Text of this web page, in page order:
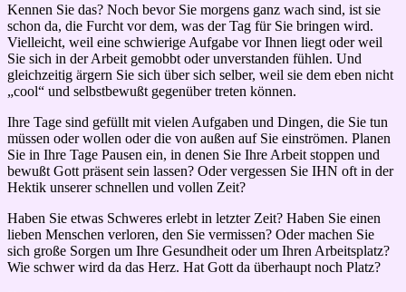
Kennen Sie das? Noch bevor Sie morgens ganz wach sind, ist sie
schon da, die Furcht vor dem, was der Tag für Sie bringen wird.
Vielleicht, weil eine schwierige Aufgabe vor Ihnen liegt oder weil
Sie sich in der Arbeit gemobbt oder unverstanden fühlen. Und
gleichzeitig ärgern Sie sich über sich selber, weil sie dem eben nicht
„cool“ und selbstbewußt gegenüber treten können.
Ihre Tage sind gefüllt mit vielen Aufgaben und Dingen, die Sie tun
müssen oder wollen oder die von außen auf Sie einströmen. Planen
Sie in Ihre Tage Pausen ein, in denen Sie Ihre Arbeit stoppen und
bewußt Gott präsent sein lassen? Oder vergessen Sie IHN oft in der
Hektik unserer schnellen und vollen Zeit?
Haben Sie etwas Schweres erlebt in letzter Zeit? Haben Sie einen
lieben Menschen verloren, den Sie vermissen? Oder machen Sie
sich große Sorgen um Ihre Gesundheit oder um Ihren Arbeitsplatz?
Wie schwer wird da das Herz. Hat Gott da überhaupt noch Platz?